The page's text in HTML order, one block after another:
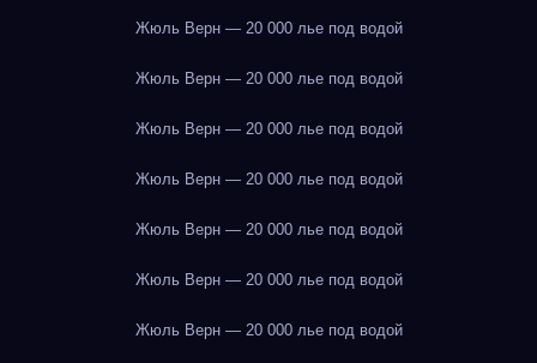
Жюль Верн — 20 000 лье под водой
Жюль Верн — 20 000 лье под водой
Жюль Верн — 20 000 лье под водой
Жюль Верн — 20 000 лье под водой
Жюль Верн — 20 000 лье под водой
Жюль Верн — 20 000 лье под водой
Жюль Верн — 20 000 лье под водой